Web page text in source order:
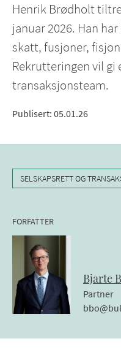
Henrik Brødholt
januar 2026. Han
skatt, fusjoner,
Rekrutteringen vil
transaksjonsteam.
Publisert: 05.01.26
SELSKAPSRETT OG
FORFATTER
Bjarte
Partner